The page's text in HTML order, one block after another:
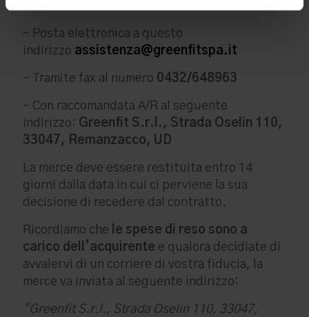
- Posta elettronica a questo
indirizzo assistenza@greenfitspa.it
- Tramite fax al numero 0432/648963
- Con raccomandata A/R al seguente
indirizzo: Greenfit S.r.l., Strada Oselin 110,
33047, Remanzacco, UD
La merce deve essere restituita entro 14
giorni dalla data in cui ci perviene la sua
decisione di recedere dal contratto.
Ricordiamo che
le spese di reso sono a
carico dell’acquirente e qualora decidiate di
avvalervi di un corriere di vostra fiducia, la
merce va inviata al seguente indirizzo:
"Greenfit S.r.l., Strada Oselin 110, 33047,